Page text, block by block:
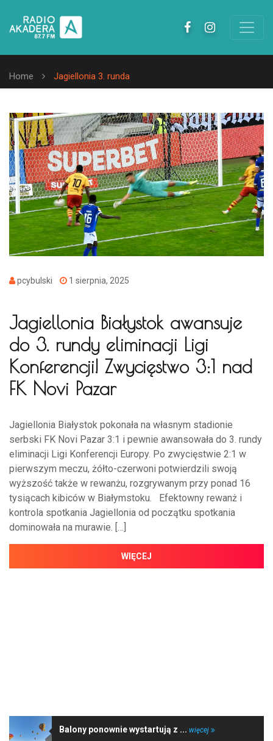
Home Jagiellonia 3. runda
pcybulski 1 sierpnia, 2025
Jagiellonia Białystok awansuje
do 3. rundy eliminacji Ligi
Konferencji! Zwycięstwo 3:1 nad
FK Novi Pazar
Jagiellonia Białystok pokonała na własnym stadionie
serbski FK Novi Pazar 3:1 i pewnie awansowała do 3. rundy
eliminacji Ligi Konferencji Europy. Po zwycięstwie 2:1 w
pierwszym meczu, żółto-czerwoni potwierdzili swoją
wyższość także w rewanżu, rozgrywanym przy ponad 16
tysiącach kibiców w Białymstoku. Efektowny rewanż i
kontrola spotkania Jagiellonia od początku spotkania
dominowała na murawie. […]
WIĘCEJ
Balony ponownie wystartują z ... więcej